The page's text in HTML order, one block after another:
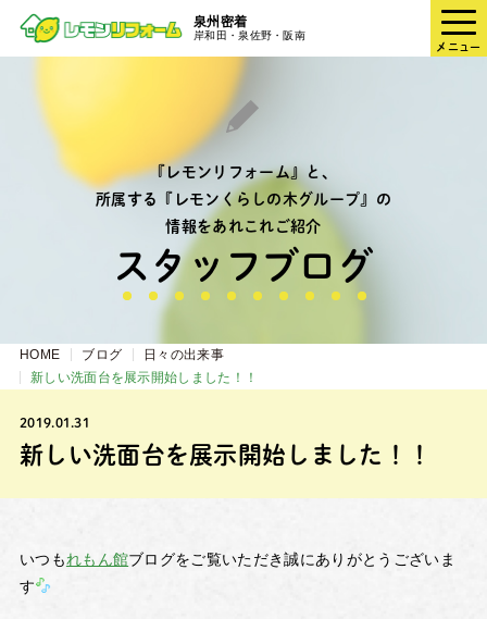
泉州密着
岸和田・泉佐野・阪南
メニュー
『レモンリフォーム』と、
所属する『レモンくらしの木グループ』の
情報をあれこれご紹介
スタッフブログ
HOME ブログ
日々の出来事
新しい洗面台を展示開始しました！！
2019.01.31
新しい洗面台を展示開始しました！！
いつもれもん館ブログをご覧いただき誠にありがとうございま
す